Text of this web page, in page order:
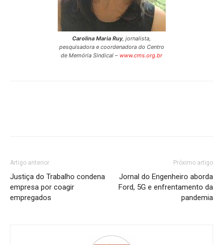
Carolina Maria Ruy, jornalista,
pesquisadora e coordenadora do Centro
de Memória Sindical – www.cms.org.br
Artigo anterior
Justiça do Trabalho condena
empresa por coagir
empregados
Próximo artigo
Jornal do Engenheiro aborda
Ford, 5G e enfrentamento da
pandemia